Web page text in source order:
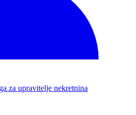
za upravitelje nekretnina